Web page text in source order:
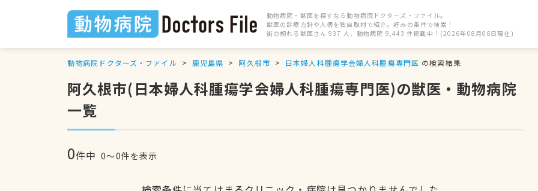
動物病院・獣医を探すなら動物病院ドクターズ・ファイル。
獣医の診療方針や人柄を独自取材で紹介。好みの条件で検索！
街の頼れる獣医さん 937 人、動物病院 9,443 件掲載中！(2026年08月06日現在)
動物病院ドクターズ・ファイル 鹿児島県 阿久根市 日本婦人科腫瘍学会婦人科腫瘍専門医 の検索結果
阿久根市(日本婦人科腫瘍学会婦人科腫瘍専門医)の獣医・動物病院
一覧
0件中 0〜0件を表示